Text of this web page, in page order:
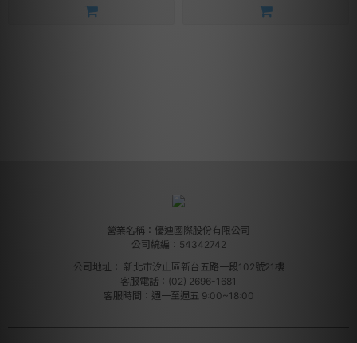
營業名稱：優迪國際股份有限公司
公司統編：54342742
公司地址： 新北市汐止區新台五路一段102號21樓
客服電話：(02) 2696-1681
客服時間：週一至週五 9:00~18:00